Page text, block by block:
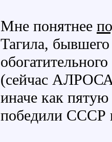
Мне понятнее
Тагила, бывшего
(сейчас
иначе как
победили СССР